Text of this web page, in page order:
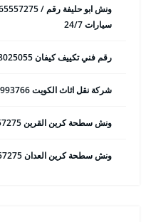
سيارات 24/7
رقم فني تكييف كيفان 98025055 فني تكييف مركزي 24 ساعة
شركة نقل اثاث الكويت 50993766 هاف لوري وانيت نقل عفش
ونش سطحة كرين القرين 65557275 ونش سحب وانقاذ سيارات
ونش سطحة كرين العدان 65557275 ونش سحب وانقاذ سيارات